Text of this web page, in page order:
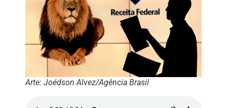
Arte: Joédson Alvez/Agência Brasil